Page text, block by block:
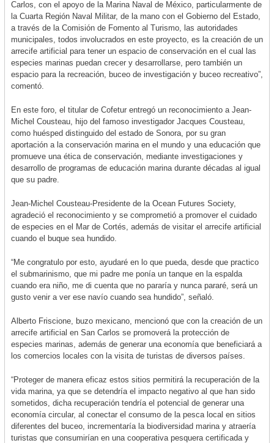
Carlos, con el apoyo de la Marina Naval de México, particularmente de
la Cuarta Región Naval Militar, de la mano con el Gobierno del Estado,
a través de la Comisión de Fomento al Turismo, las autoridades
municipales, todos involucrados en este proyecto, es la creación de un
arrecife artificial para tener un espacio de conservación en el cual las
especies marinas puedan crecer y desarrollarse, pero también un
espacio para la recreación, buceo de investigación y buceo recreativo”,
comentó.
En este foro, el titular de Cofetur entregó un reconocimiento a Jean-
Michel Cousteau, hijo del famoso investigador Jacques Cousteau,
como huésped distinguido del estado de Sonora, por su gran
aportación a la conservación marina en el mundo y una educación que
promueve una ética de conservación, mediante investigaciones y
desarrollo de programas de educación marina durante décadas al igual
que su padre.
Jean-Michel Cousteau-Presidente de la Ocean Futures Society,
agradeció el reconocimiento y se comprometió a promover el cuidado
de especies en el Mar de Cortés, además de visitar el arrecife artificial
cuando el buque sea hundido.
“Me congratulo por esto, ayudaré en lo que pueda, desde que practico
el submarinismo, que mi padre me ponía un tanque en la espalda
cuando era niño, me di cuenta que no pararía y nunca pararé, será un
gusto venir a ver ese navío cuando sea hundido”, señaló.
Alberto Friscione, buzo mexicano, mencionó que con la creación de un
arrecife artificial en San Carlos se promoverá la protección de
especies marinas, además de generar una economía que beneficiará a
los comercios locales con la visita de turistas de diversos países.
“Proteger de manera eficaz estos sitios permitirá la recuperación de la
vida marina, ya que se detendría el impacto negativo al que han sido
sometidos, dicha recuperación tendría el potencial de generar una
economía circular, al conectar el consumo de la pesca local en sitios
diferentes del buceo, incrementaría la biodiversidad marina y atraería
turistas que consumirían en una cooperativa pesquera certificada y